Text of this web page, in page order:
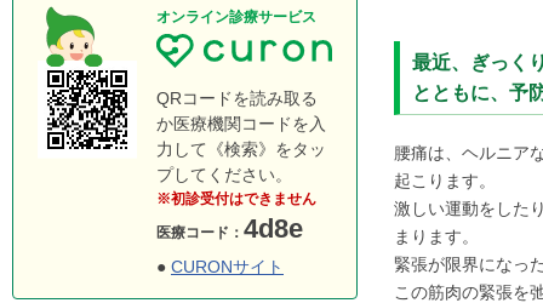
最近、ぎっく
とともに、予
腰痛は、ヘルニア
起こります。
激しい運動をした
まります。
緊張が限界になっ
この筋肉の緊張を
オンライン診療サービス
QRコードを読み取る
か医療機関コードを入
力して《検索》をタッ
プしてください。
※初診受付はできません
医療コード： 4d8e
● CURONサイト